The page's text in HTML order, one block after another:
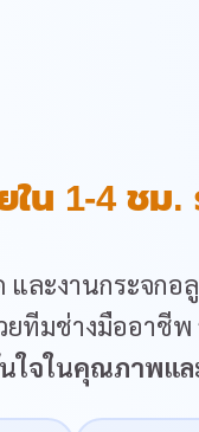
น 1-4 ชม
และงานกระจก
ยทีมช่างมืออาชี
นใจในคุณภาพแ